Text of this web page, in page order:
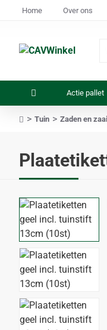
Home Over ons
op
Actie pallet
Tuin Zaden en